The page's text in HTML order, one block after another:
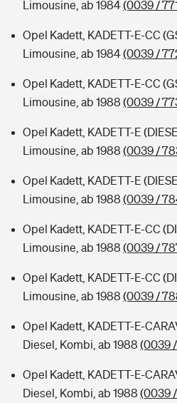
Limousine, ab 1984(0039 /
Opel Kadett, KADETT-E-CC
Limousine, ab 1984(0039 /
Opel Kadett, KADETT-E-CC
Limousine, ab 1988 (0039 /
Opel Kadett, KADETT-E
Limousine, ab 1988 (0039 /
Opel Kadett, KADETT-E
Limousine, ab 1988 (0039 /
Opel Kadett, KADETT-E-CC
Limousine, ab 1988 (0039 /
Opel Kadett, KADETT-E-CC
Limousine, ab 1988 (0039 /
Opel Kadett, KADETT-E-
Diesel, Kombi, ab 1988 (0039
Opel Kadett, KADETT-E-
Diesel, Kombi, ab 1988 (0039 /